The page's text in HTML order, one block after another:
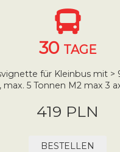
30 TAGE
für Kleinbus mit >
max. 5 Tonnen M2 max 3
419 PLN
BESTELLEN